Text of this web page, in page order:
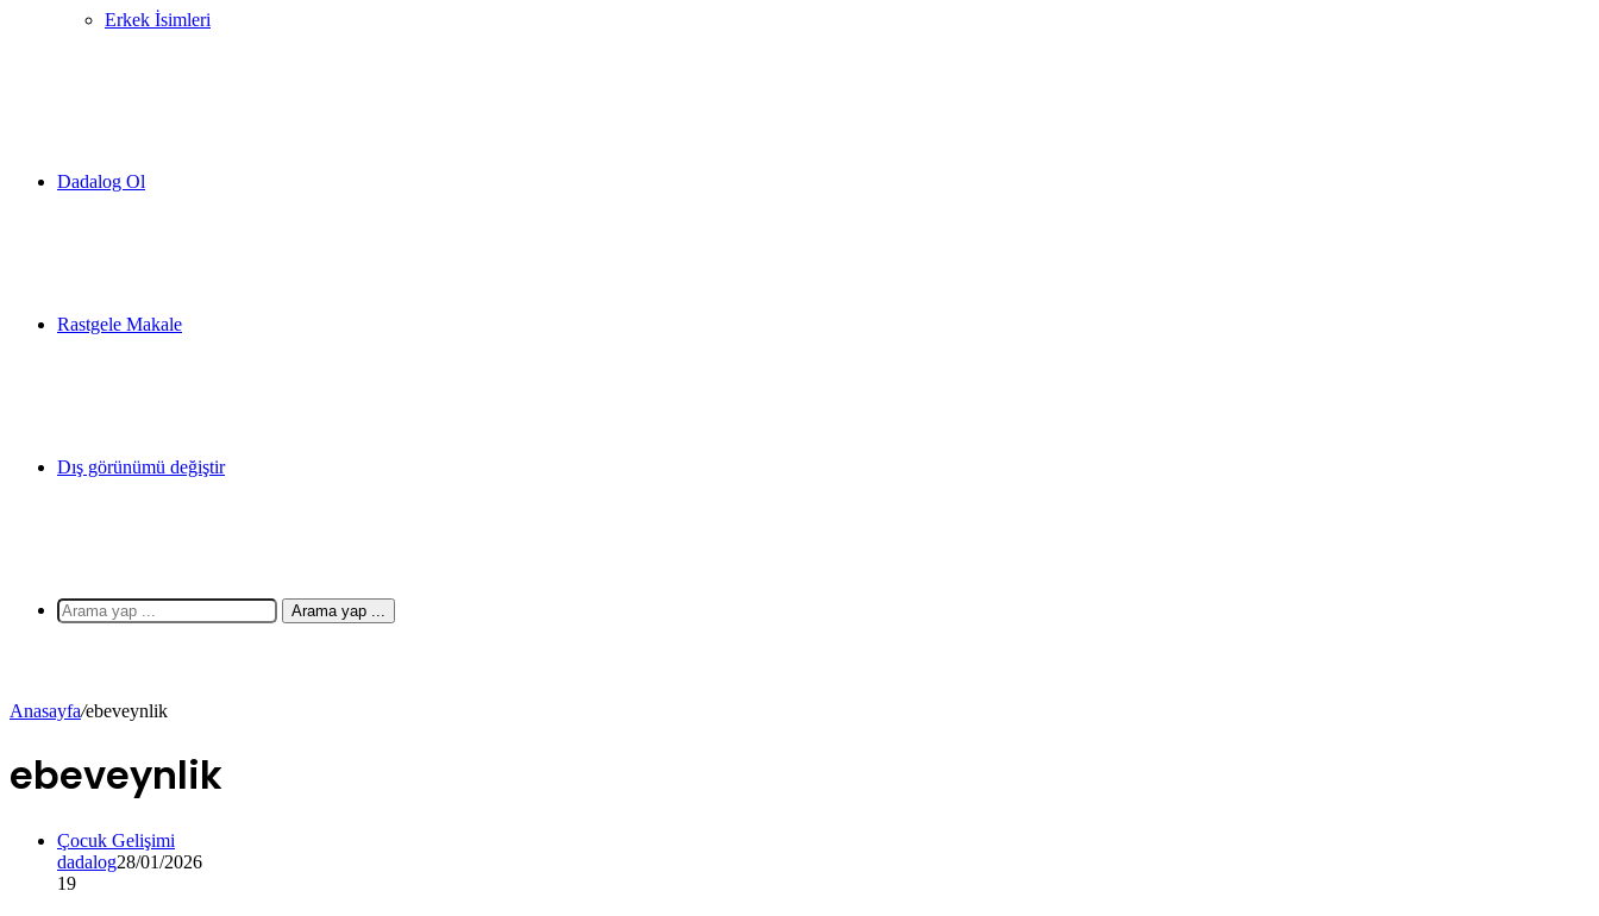
Erkek İsimleri
Dadalog Ol
Rastgele Makale
Dış görünümü değiştir
Arama yap ...
Anasayfa/ebeveynlik
ebeveynlik
Çocuk Gelişimi
dadalog28/01/2026
19